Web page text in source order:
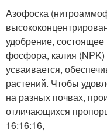
Азофоска
удобрение, состоящее
фосфора, калия
усваивается,
растений. Чтобы
на разных почвах,
отличающихся
16:16:16,